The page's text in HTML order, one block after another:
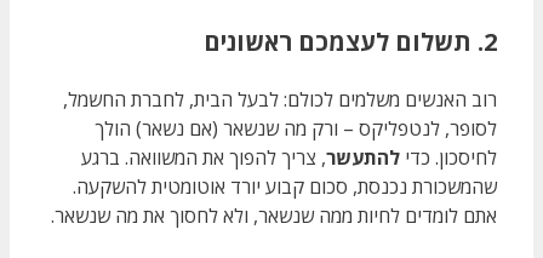
2. תשלום לעצמכם ראשונים
רוב האנשים משלמים לכולם: לבעל הבית, לחברת החשמל,
לסופר, לנטפליקס – ורק מה שנשאר (אם נשאר) הולך
לחיסכון. כדי להתעשר, צריך להפוך את המשוואה. ברגע
שהמשכורת נכנסת, סכום קבוע יורד אוטומטית להשקעה.
אתם לומדים לחיות ממה שנשאר, ולא לחסוך את מה שנשאר.